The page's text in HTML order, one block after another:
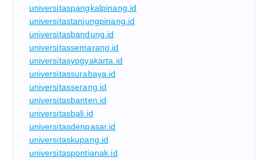
universitaspangkalpinang.id
universitastanjungpinang.id
universitasbandung.id
universitassemarang.id
universitasyogyakarta.id
universitassurabaya.id
universitasserang.id
universitasbanten.id
universitasbali.id
universitasdenpasar.id
universitaskupang.id
universitaspontianak.id